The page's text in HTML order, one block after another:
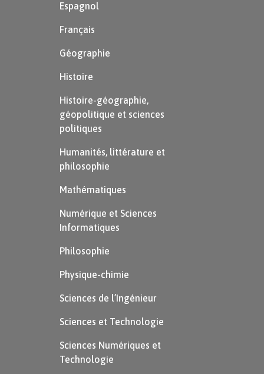
Espagnol
Français
Géographie
Histoire
Histoire-géographie,
géopolitique et sciences
politiques
Humanités, littérature et
philosophie
Mathématiques
Numérique et Sciences
Informatiques
Philosophie
Physique-chimie
Sciences de l’Ingénieur
Sciences et Technologie
Sciences Numériques et
Technologie